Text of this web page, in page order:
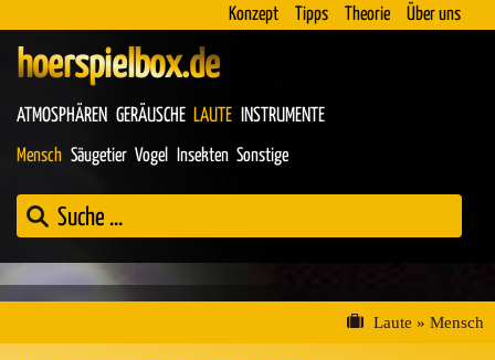
Konzept Tipps Theorie Über uns
hoerspielbox.de
ATMOSPHÄREN GERÄUSCHE LAUTE INSTRUMENTE
Mensch Säugetier Vogel Insekten Sonstige
Laute » Mensch